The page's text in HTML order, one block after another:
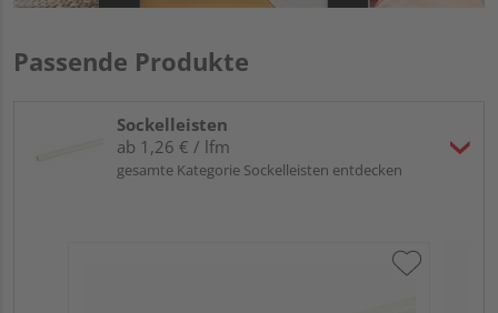
Passende Produkte
Sockelleisten
ab 1,26 € / lfm
gesamte Kategorie Sockelleisten entdecken